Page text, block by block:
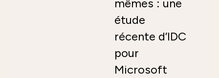
mêmes : une
étude
récente d’IDC
pour
Microsoft